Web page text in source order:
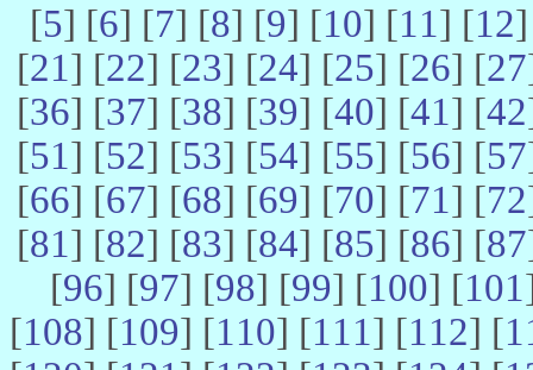
[5] [6] [7] [8] [9] [10] [11] [12
[21] [22] [23] [24] [25] [26] [27
[36] [37] [38] [39] [40] [41] [42
[51] [52] [53] [54] [55] [56] [57
[66] [67] [68] [69] [70] [71] [72
[81] [82] [83] [84] [85] [86] [87
[96] [97] [98] [99] [100] [101
[108] [109] [110] [111] [112] [